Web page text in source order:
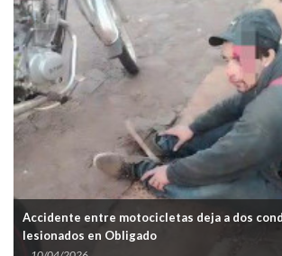
Accidente entre motocicletas deja a dos
lesionados en Obligado